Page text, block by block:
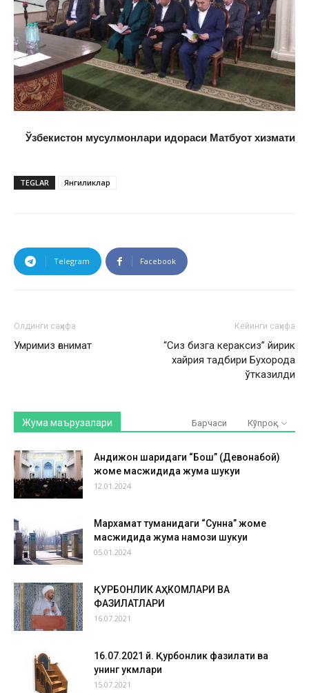
Ўзбекистон мусулмонлари идораси Матбуот хизмати
TEGLAR Янгиликлар
Telegram Facebook
Олдинги саҳифа
Умримиз ғанимат
Кейинги саҳифа
“Сиз бизга кераксиз” йирик
хайрия тадбири Бухорода
ўтказилди
Жума маърузалари Барчаси Кўпроқ
Андижон шаҳридаги “Бош” (Девонабой)
жоме масжидида жума шукуҳи
12.01.2024
Мархамат туманидаги “Сунна” жоме
масжидида жума намози шукуҳи
05.01.2024
ҚУРБОНЛИК АҲКОМЛАРИ ВА
ФАЗИЛАТЛАРИ
16.07.2021
16.07.2021 й. Қурбонлик фазилати ва
унинг ҳукмлари
15.07.2021